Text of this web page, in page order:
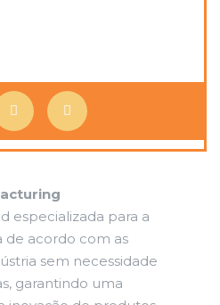
especializada para a
de acordo com as
sem necessidade
garantindo uma